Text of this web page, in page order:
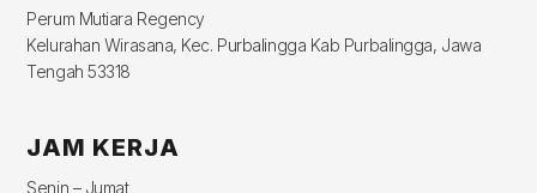
Perum Mutiara Regency
Kelurahan Wirasana, Kec. Purbalingga Kab Purbalingga, Jawa
Tengah 53318
JAM KERJA
Senin – Jumat